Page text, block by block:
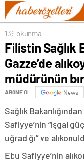
bırakılması çağrısı
139 okunma
Filistin Sağlık
Gazze’de
müdürünün
ABONE OL News
Sağlık
Safiyye’nin “işgal
uğradığı” ve
Ebu Safiyye’nin